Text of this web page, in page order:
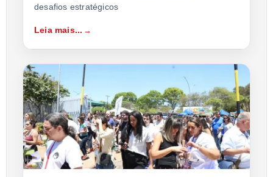
desafios estratégicos
Leia mais...